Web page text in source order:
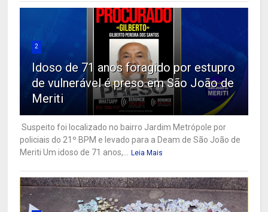
2
Idoso de 71 anos foragido por estupro
de vulnerável é preso em São João de
Meriti
Suspeito foi localizado no bairro Jardim Metrópole por
policiais do 21º BPM e levado para a Deam de São João de
Meriti Um idoso de 71 anos,... Leia Mais